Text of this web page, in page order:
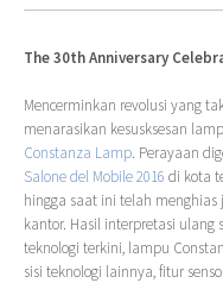
The 30thAnniversary
Mencerminkan revolusi yang
menarasikan kesusksesan
Constanza Lamp. Perayaan
Salone del Mobile 2016 di kota
hingga saat ini telah
kantor. Hasil interpretasi
teknologi terkini, lampu
sisi teknologi lainnya, fitur